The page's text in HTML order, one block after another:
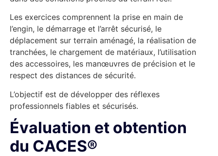
Les exercices comprennent la prise en main de
l’engin, le démarrage et l’arrêt sécurisé, le
déplacement sur terrain aménagé, la réalisation de
tranchées, le chargement de matériaux, l’utilisation
des accessoires, les manœuvres de précision et le
respect des distances de sécurité.
L’objectif est de développer des réflexes
professionnels fiables et sécurisés.
Évaluation et obtention
du CACES®